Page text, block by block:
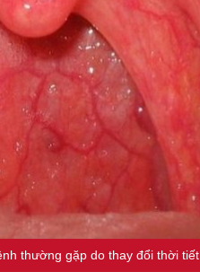
thường gặp do thay đổi thời tiết